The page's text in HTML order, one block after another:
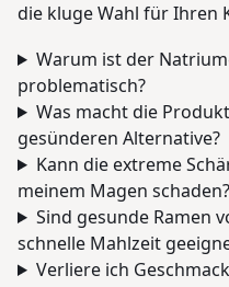
die kluge Wahl für Ihren
Warum ist der
problematisch?
Was macht die
gesünderen Alternative?
Kann die extreme
meinem Magen schaden?
Sind gesunde Ramen
schnelle Mahlzeit
Verliere ich